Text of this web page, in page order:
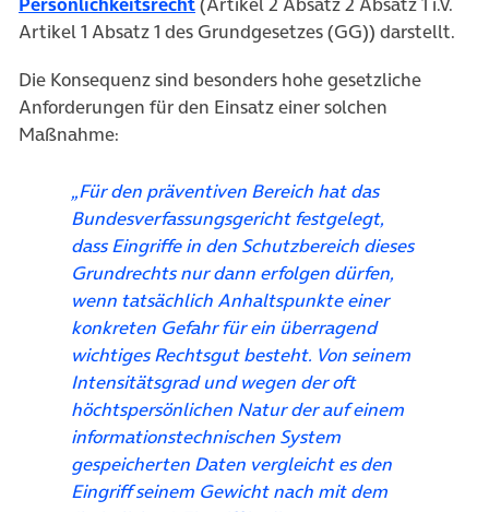
Artikel 1 Absatz 1 des Grundgesetzes (GG)) darstellt.
Die Konsequenz sind besonders hohe gesetzliche
Anforderungen für den Einsatz einer solchen
Maßnahme:
„Für den präventiven Bereich hat das
Bundesverfassungsgericht festgelegt,
dass Eingriffe in den Schutzbereich dieses
Grundrechts nur dann erfolgen dürfen,
wenn tatsächlich Anhaltspunkte einer
konkreten Gefahr für ein überragend
wichtiges Rechtsgut besteht. Von seinem
Intensitätsgrad und wegen der oft
höchtspersönlichen Natur der auf einem
informationstechnischen System
gespeicherten Daten vergleicht es den
Eingriff seinem Gewicht nach mit dem